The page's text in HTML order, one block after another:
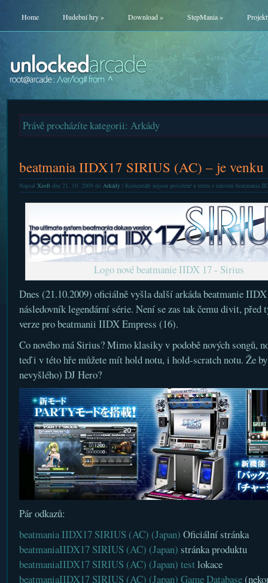
Home Hudební hry» Download» StepMania»
Právě procházíte kategorii: Arkády
beatmania IIDX17 SIRIUS (AC) – je venku
Napsal Xsoftdne 21. 10. 2009 do Arkády| Komentáře nejsou povolenéu textu s názvem beatmania
Logo nové beatmanie IIDX 17 - Sirius
Dnes (21.10.2009) oficiálně vyšla další arkáda beatmanie
následovník legendární série. Není se zas tak čemu divit, před
verze pro beatmanii IIDX Empress (16).
Co nového má Sirius? Mimo klasiky v podobě nových songů,
teď i v této hře můžete mít hold notu, i hold-scratch notu. Že
nevyšlého) DJ Hero?
Pár odkazů:
beatmania IIDX17 SIRIUS (AC) (Japan) Oficiální stránka
beatmaniaIIDX17 SIRIUS (AC) (Japan) stránka produktu
beatmaniaIIDX17 SIRIUS (AC) (Japan) test lokace
beatmaniaIIDX17 SIRIUS (AC) (Japan) Game Database